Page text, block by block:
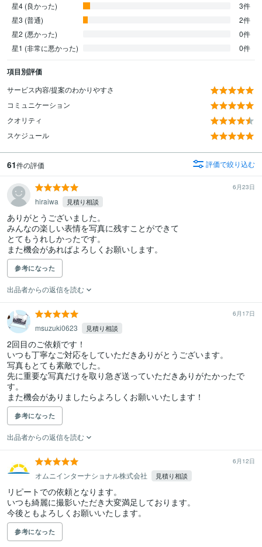
星4 (良かった)
3件
星3 (普通)
2件
星2 (悪かった)
0件
星1 (非常に悪かった)
0件
項目別評価
サービス内容/提案のわかりやすさ
コミュニケーション
クオリティ
スケジュール
61件の評価 評価で絞り込む
6月23日
hiraiwa 見積り相談
ありがとうございました。
みんなの楽しい表情を写真に残すことができて
とてもうれしかったです。
また機会があればよろしくお願いします。
参考になった
出品者からの返信を読む
6月17日
msuzuki0623 見積り相談
2回目のご依頼です！
いつも丁寧なご対応をしていただきありがとうございます。
写真もとても素敵でした。
先に重要な写真だけを取り急ぎ送っていただきありがたかったで
す。
また機会がありましたらよろしくお願いいたします！
参考になった
出品者からの返信を読む
6月12日
オムニインターナショナル株式会社 見積り相談
リピートでの依頼となります。
いつも綺麗に撮影いただき大変満足しております。
今後ともよろしくお願いいたします。
参考になった